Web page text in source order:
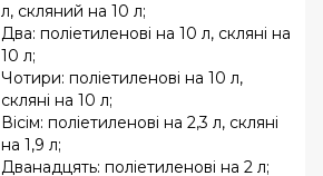
л, скляний на 10 л;
Два: поліетиленові на 10 л, скляні на
10 л;
Чотири: поліетиленові на 10 л,
скляні на 10 л;
Вісім: поліетиленові на 2,3 л, скляні
на 1,9 л;
Дванадцять: поліетиленові на 2 л;